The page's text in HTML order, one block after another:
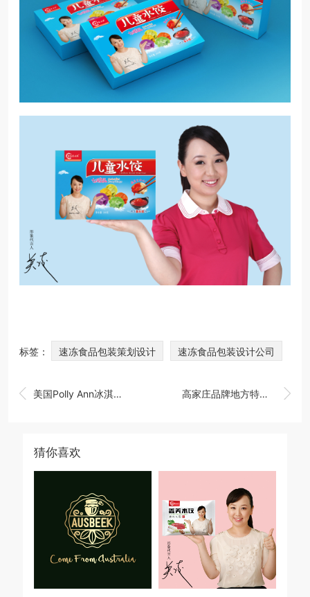
标签： 速冻食品包装策划设计 速冻食品包装设计公司
 美国Polly Ann冰淇淋包装策划设计，冰淇淋包装设计公司 
高家庄品牌地方特产包装策划设计
猜你喜欢